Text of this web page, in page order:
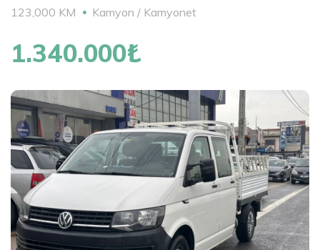
123,000 KM Kamyon / Kamyonet
1.340.000₺